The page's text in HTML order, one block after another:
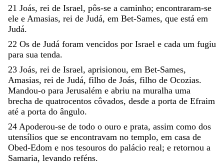
21 Joás, rei de Israel, pôs-se a caminho; encontraram-se
ele e Amasias, rei de Judá, em Bet-Sames, que está em
Judá.
22 Os de Judá foram vencidos por Israel e cada um fugiu
para sua tenda.
23 Joás, rei de Israel, aprisionou, em Bet-Sames,
Amasias, rei de Judá, filho de Joás, filho de Ocozias.
Mandou-o para Jerusalém e abriu na muralha uma
brecha de quatrocentos côvados, desde a porta de Efraim
até a porta do ângulo.
24 Apoderou-se de todo o ouro e prata, assim como dos
utensílios que se encontravam no templo, em casa de
Obed-Edom e nos tesouros do palácio real; e retornou a
Samaria, levando reféns.